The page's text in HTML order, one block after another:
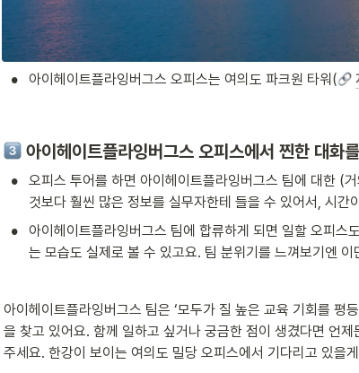
• 아이헤이트플라잉버그스 오피스는 여의도 파크원 타워(
아이헤이트플라잉버그스 오피스에서 찐한 대화
•
오피스 투어를 하면 아이헤이트플라잉버그스 팀에 대한 (
것보다 훨씬 많은 정보를 실무자한테 들을 수 있어서, 시간
•
아이헤이트플라잉버그스 팀에 합류하게 되면 일할 오피스
는 모습도 실제로 볼 수 있고요. 팀 분위기를 느껴보기엔 이
아이헤이트플라잉버그스 팀은 ‘모두가 질 높은 교육 기회를 평
을 찾고 있어요. 함께 일하고 싶거나 궁금한 점이 생겼다면 언
주세요. 한강이 보이는 여의도 밀당 오피스에서 기다리고 있을